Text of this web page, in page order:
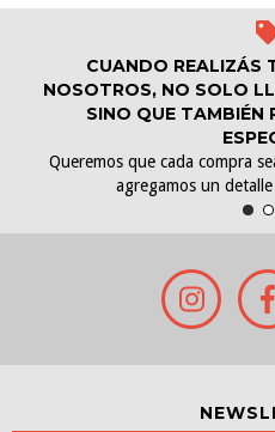
CUANDO REALIZÁS
NOSOTROS, NO SOLO
SINO QUE TAMBIÉN
Queremos que cada compra
agregamos un